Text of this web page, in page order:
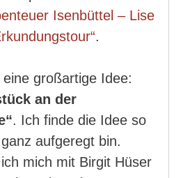
Isenbüttel – Lise
.
großartige Idee:
an der
. Ich finde die Idee so
aufgeregt bin.
mich mit Birgit Hüser